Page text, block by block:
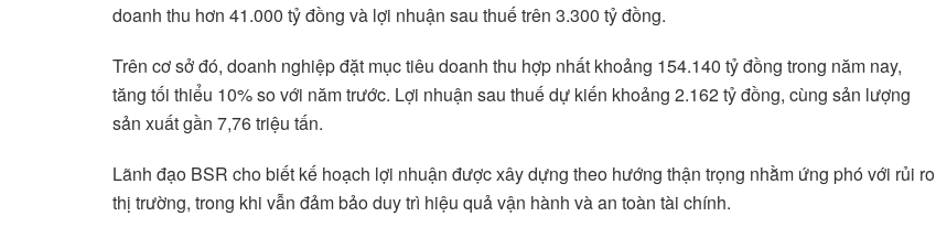
doanh thu hơn 41.000 tỷ đồng và lợi nhuận sau thuế trên 3.300 tỷ đồng.
Trên cơ sở đó, doanh nghiệp đặt mục tiêu doanh thu hợp nhất khoảng 154.140 tỷ đồng trong năm nay,
tăng tối thiểu 10% so với năm trước. Lợi nhuận sau thuế dự kiến khoảng 2.162 tỷ đồng, cùng sản lượng
sản xuất gần 7,76 triệu tấn.
Lãnh đạo BSR cho biết kế hoạch lợi nhuận được xây dựng theo hướng thận trọng nhằm ứng phó với rủi ro
thị trường, trong khi vẫn đảm bảo duy trì hiệu quả vận hành và an toàn tài chính.